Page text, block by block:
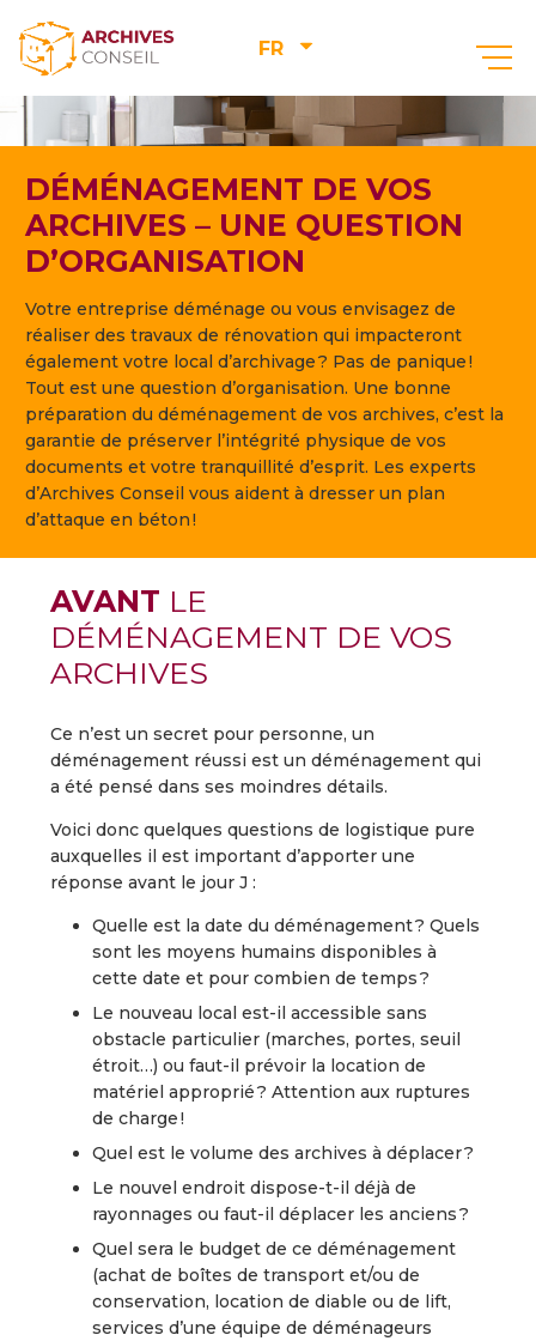
FR
DÉMÉNAGEMENT DE VOS
ARCHIVES – UNE QUESTION
D’ORGANISATION
Votre entreprise déménage ou vous envisagez de
réaliser des travaux de rénovation qui impacteront
également votre local d’archivage ? Pas de panique !
Tout est une question d’organisation. Une bonne
préparation du déménagement de vos archives, c’est la
garantie de préserver l’intégrité physique de vos
documents et votre tranquillité d’esprit. Les experts
d’Archives Conseil vous aident à dresser un plan
d’attaque en béton !
AVANT LE
DÉMÉNAGEMENT DE VOS
ARCHIVES
Ce n’est un secret pour personne, un
déménagement réussi est un déménagement qui
a été pensé dans ses moindres détails.
Voici donc quelques questions de logistique pure
auxquelles il est important d’apporter une
réponse avant le jour J :
Quelle est la date du déménagement ? Quels
sont les moyens humains disponibles à
cette date et pour combien de temps ?
Le nouveau local est-il accessible sans
obstacle particulier (marches, portes, seuil
étroit…) ou faut-il prévoir la location de
matériel approprié ? Attention aux ruptures
de charge !
Quel est le volume des archives à déplacer ?
Le nouvel endroit dispose-t-il déjà de
rayonnages ou faut-il déplacer les anciens ?
Quel sera le budget de ce déménagement
(achat de boîtes de transport et/ou de
conservation, location de diable ou de lift,
services d’une équipe de déménageurs